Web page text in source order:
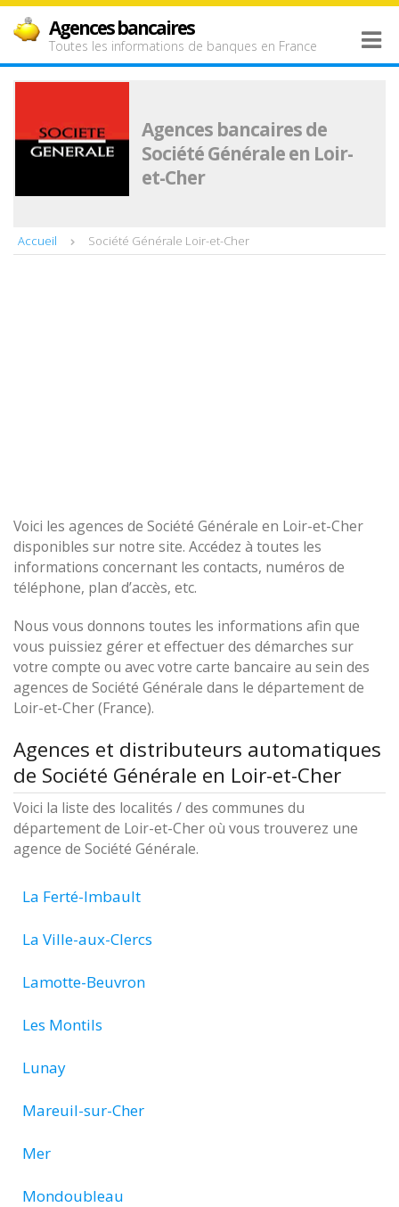
Agences bancaires
Toutes les informations de banques en France
Agences bancaires de
Société Générale en Loir-
et-Cher
Accueil Société Générale Loir-et-Cher
Voici les agences de Société Générale en Loir-et-Cher
disponibles sur notre site. Accédez à toutes les
informations concernant les contacts, numéros de
téléphone, plan d’accès, etc.
Nous vous donnons toutes les informations afin que
vous puissiez gérer et effectuer des démarches sur
votre compte ou avec votre carte bancaire au sein des
agences de Société Générale dans le département de
Loir-et-Cher (France).
Agences et distributeurs automatiques
de Société Générale en Loir-et-Cher
Voici la liste des localités / des communes du
département de Loir-et-Cher où vous trouverez une
agence de Société Générale.
La Ferté-Imbault
La Ville-aux-Clercs
Lamotte-Beuvron
Les Montils
Lunay
Mareuil-sur-Cher
Mer
Mondoubleau